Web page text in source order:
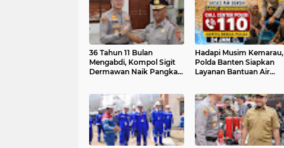
36 Tahun 11 Bulan
Mengabdi, Kompol Sigit
Dermawan Naik Pangkat
Cilegon
Hadapi Musim Kemarau,
Polda Banten Siapkan
Layanan Bantuan Air